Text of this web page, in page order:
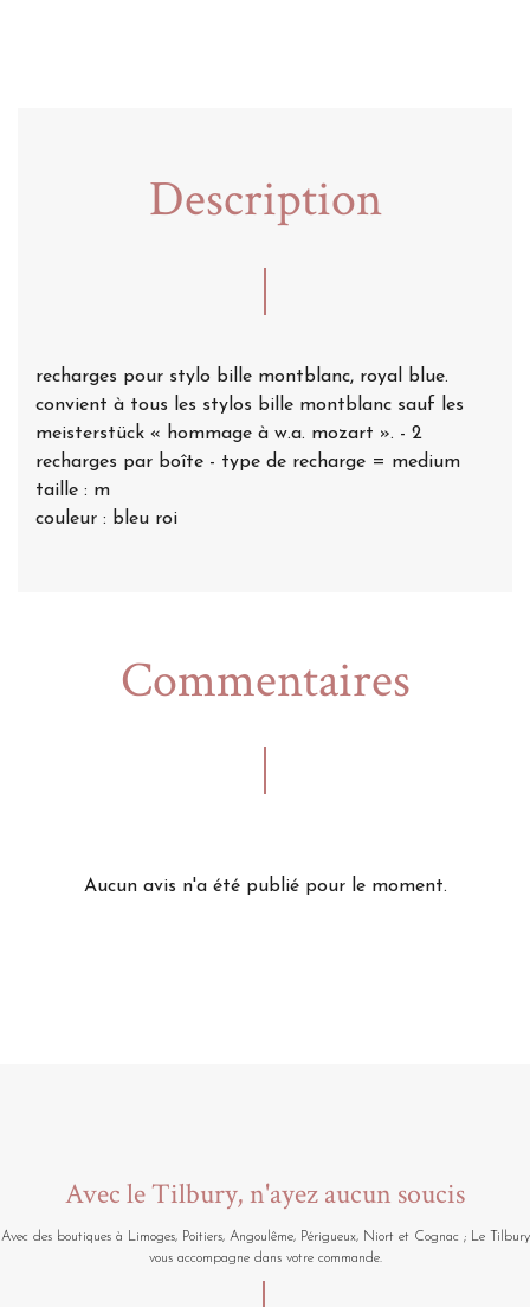
Description
recharges pour stylo bille montblanc, royal blue.
convient à tous les stylos bille montblanc sauf les
meisterstück « hommage à w.a. mozart ». - 2
recharges par boîte - type de recharge = medium
taille : m
couleur : bleu roi
Commentaires
Aucun avis n'a été publié pour le moment.
Avec le Tilbury, n'ayez aucun soucis
Avec des boutiques à Limoges, Poitiers, Angoulême, Périgueux, Niort et Cognac ; Le Tilbury
vous accompagne dans votre commande.